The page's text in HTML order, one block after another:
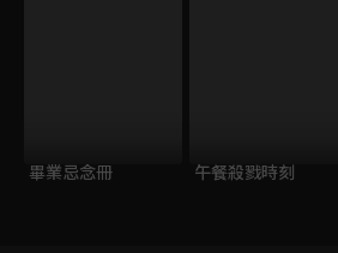
畢業忌念冊 午餐殺戮時刻